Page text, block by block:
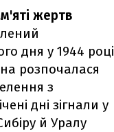
жертв
дня у 1944 році
розпочалася
з
дні зігнали у
й Уралу